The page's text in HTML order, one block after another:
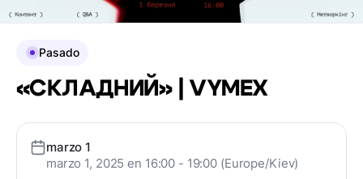
Pasado
«СКЛАДНИЙ» | VYMEX
marzo 1
marzo 1, 2025 en 16:00 - 19:00 (Europe/Kiev)